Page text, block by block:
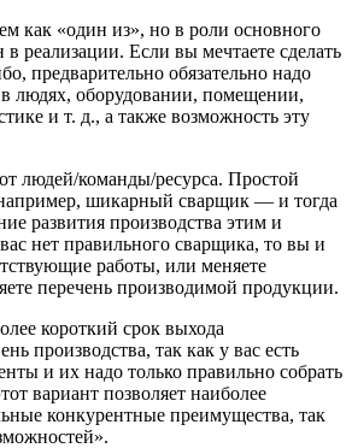
как «один из», но в роли основного
реализации. Если вы мечтаете сделать
предварительно обязательно надо
в людях, оборудовании, помещении,
и т. д., а также возможность эту
людей/команды/ресурса. Простой
шикарный сварщик — и тогда
развития производства этим и
нет правильного сварщика, то вы и
работы, или меняете
перечень производимой продукции.
короткий срок выхода
производства, так как у вас есть
и их надо только правильно собрать
вариант позволяет наиболее
конкурентные преимущества, так